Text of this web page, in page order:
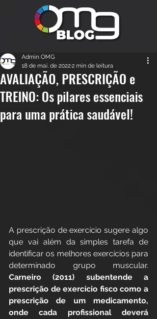
AVALIAÇÃO, PRESCRIÇÃO e
TREINO: Os pilares essenciais
para uma prática saudável!
Admin OMG
18 de mai. de 20222 min de leitura
A prescrição de exercício sugere algo
que vai além da simples tarefa de
identificar os melhores exercícios para
Carneiro (2011) subentende a
prescrição de exercício fisco como a
prescrição de um medicamento,
onde cada profissional deverá